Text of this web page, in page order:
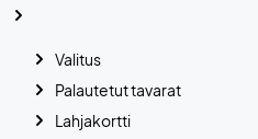
Valitus
Palautetut tavarat
Lahjakortti